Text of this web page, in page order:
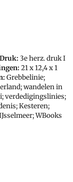
Druk: 3e herz. druk I
21 x 12,4 x 1
Grebbelinie;
wandelen in
verdedigingslinies;
Kesteren;
WBooks